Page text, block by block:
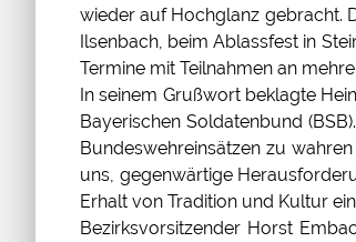
wieder auf Hochglanz gebracht.
Ilsenbach, beim Ablassfest in
Termine mit Teilnahmen an
In seinem Grußwort beklagte
Bayerischen Soldatenbund
Bundeswehreinsätzen zu
uns, gegenwärtige
Erhalt von Tradition und Kultur
Bezirksvorsitzender Horst